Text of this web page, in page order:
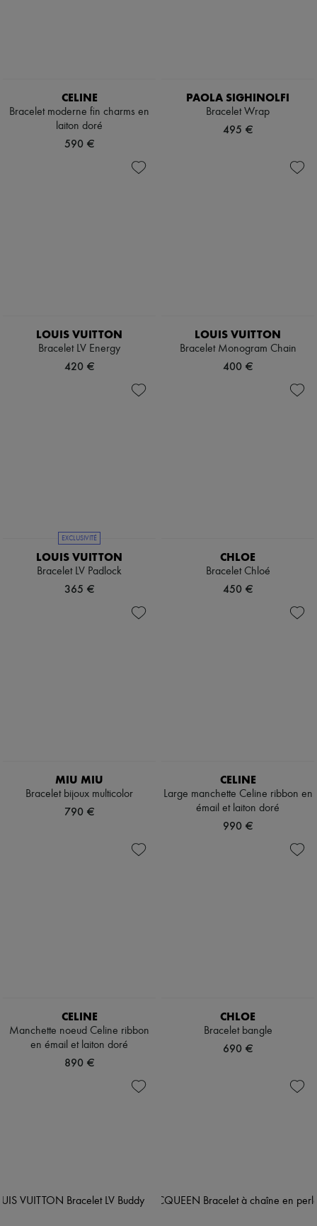
CELINE
Bracelet moderne fin charms en
laiton doré
590 €
PAOLA SIGHINOLFI
Bracelet Wrap
495 €
LOUIS VUITTON
Bracelet LV Energy
420 €
LOUIS VUITTON
Bracelet Monogram Chain
400 €
EXCLUSIVITÉ
LOUIS VUITTON
Bracelet LV Padlock
365 €
CHLOE
Bracelet Chloé
450 €
MIU MIU
Bracelet bijoux multicolor
790 €
CELINE
Large manchette Celine ribbon en
émail et laiton doré
990 €
CELINE
Manchette noeud Celine ribbon
en émail et laiton doré
890 €
CHLOE
Bracelet bangle
690 €